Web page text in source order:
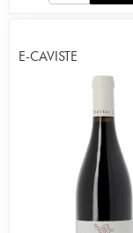
E-CAVISTE